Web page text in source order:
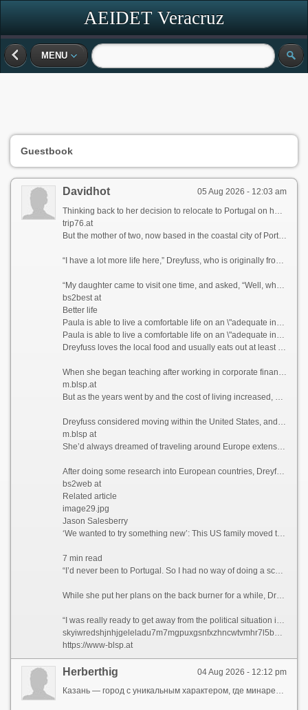
AEIDET Veracruz
MENU
Guestbook
05 Aug 2026 - 12:03 am
Davidhot
trip76.at
But the mother of two, now based in the coastal city of Porto, famous for its Port wine and spectacular bridges, has no regrets today, as her life is much richer in many ways.
“I have a lot more life here,” Dreyfuss, who is originally from Texas, tells CNN Travel, before blissfully describing her frequent trips to local museums, movie theaters, and pop-up wineries in the Douro Valley, a UNESCO World Heritage region in northern Portugal.
“My daughter came to visit one time, and asked, “Well, what do you guys do all day?” she recalls. “And my friend holds up a glass of Champagne and goes, “You’re looking at it.”
bs2best at
Better life
Paula is able to live a comfortable life on an \"adequate income\" in Portugal, which she feels wouldn\'t have been possible if she\'d stayed in California.
Paula is able to live a comfortable life on an \"adequate income\" in Portugal, which she feels wouldn\'t have been possible if she\'d stayed in California. Courtesy Paula Dreyfuss
Dreyfuss loves the local food and usually eats out at least three times a week, something she simply couldn’t have afforded to do when she was based in San Diego, California, where she lived and worked as a teacher previously.
When she began teaching after working in corporate finance for years, Dreyfuss thought she’d end up with a retirement income that would provide her with a comfortable lifestyle.
m.blsp.at
But as the years went by and the cost of living increased, she realized that this was unlikely to be the case.
Dreyfuss considered moving within the United States, and recalls driving up to Seattle and “stopping at a bunch of places,” but says she couldn’t find anywhere affordable enough to tempt her away.
m.blsp at
She’d always dreamed of traveling around Europe extensively, but Dreyfuss knew that this would likely never happen if she stayed where she was. So what better way to explore the continent than actually moving there?
After doing some research into European countries, Dreyfuss found that the only visa that she qualified for at the time was the Portugal D7 visa, which allows non-EU nationals with a stable passive income to reside in the country.
bs2web at
Related article
image29.jpg
Jason Salesberry
‘We wanted to try something new’: This US family moved to Italy sight unseen nine years ago and never looked back
7 min read
“I’d never been to Portugal. So I had no way of doing a scouting trip or anything,” she says. “I thought, ‘I’m going to go over there. And If I don’t like Portugal, then I’ll move to Spain or France.’”
While she put her plans on the back burner for a while, Dreyfuss says that the Covid-19 pandemic in 2021 ultimately prompted her to finally leave the US permanently.
“I was really ready to get away from the political situation in the United States,” she admits.
skyiwredshjnhjgeleladu7m7mgpuxgsnfxzhncwtvmhr7l5bniutayd onion
https://www-blsp.at
04 Aug 2026 - 12:12 pm
Herberthig
Казань — город с уникальным характером, где минареты мечетей соседствуют с золотыми куполами православных храмов, а древние легенды органично вплетаются в ритм современного мегаполиса. Чтобы увидеть столицу Татарстана во всем ее многообразии и не упустить важные детали, стоит довериться профессионалам. Ниже мы разберем, где купить экскурсии в Казани, как правильно их выбрать и какие маршруты считаются самыми захватывающими.